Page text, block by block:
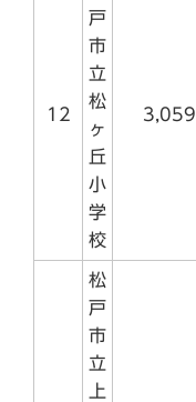
12
戸
市
立
松
ヶ
丘
小
学
校
3,059
松
戸
市
立
上